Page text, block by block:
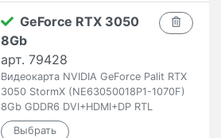
GeForce RTX 3050
8Gb
арт. 79428
Видеокарта NVIDIA GeForce Palit RTX
3050 StormX (NE63050018P1-1070F)
8Gb GDDR6 DVI+HDMI+DP RTL